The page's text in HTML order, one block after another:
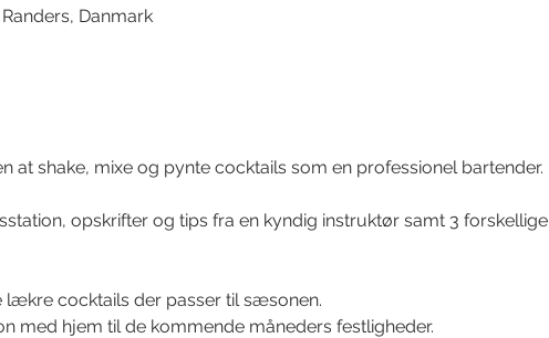
Danmark
at shake, mixe og pynte cocktails som en professionel bartender.
opskrifter og tips fra en kyndig instruktør samt 3 forskellige
cocktails der passer til sæsonen.
med hjem til de kommende måneders festligheder.